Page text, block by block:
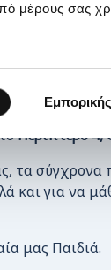
μέρους σας
89η Διεθνή
Περίπτερο 4,
τα
και για να
μας Παιδιά.